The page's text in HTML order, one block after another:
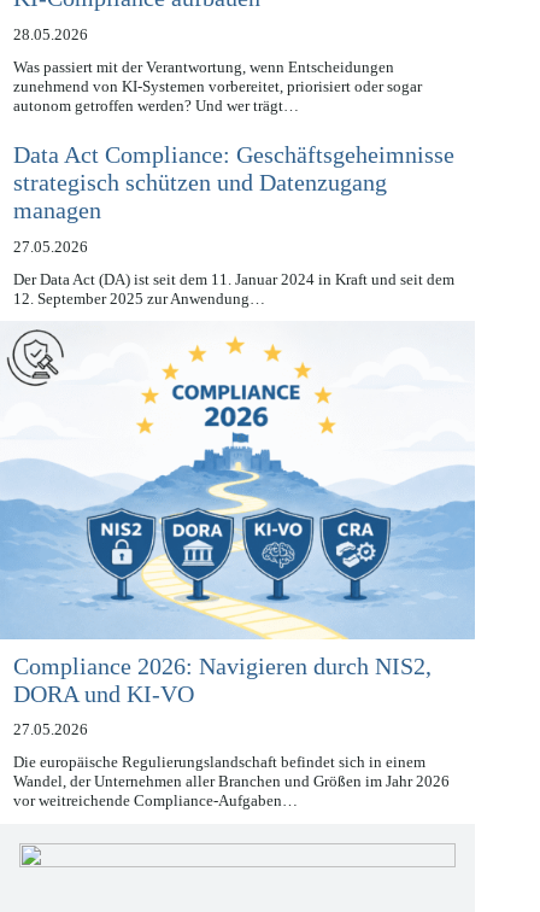
KI-Compliance aufbauen
28.05.2026
Was passiert mit der Verantwortung, wenn Entscheidungen
zunehmend von KI-Systemen vorbereitet, priorisiert oder sogar
Data Act Compliance: Geschäftsgeheimnisse
strategisch schützen und Datenzugang
managen
27.05.2026
Der Data Act (DA) ist seit dem 11. Januar 2024 in Kraft und seit dem
12. September 2025 zur Anwendung…
Compliance 2026: Navigieren durch NIS2,
DORA und KI-VO
27.05.2026
Die europäische Regulierungslandschaft befindet sich in einem
Wandel, der Unternehmen aller Branchen und Größen im Jahr 2026